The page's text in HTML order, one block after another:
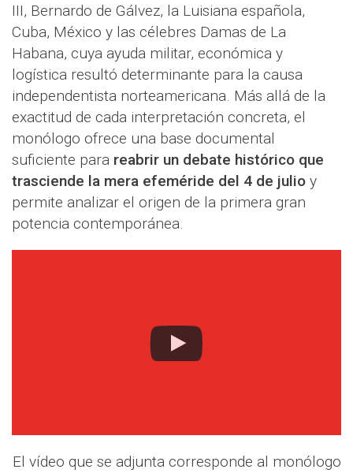
III, Bernardo de Gálvez, la Luisiana española,
Cuba, México y las célebres Damas de La
Habana, cuya ayuda militar, económica y
logística resultó determinante para la causa
independentista norteamericana. Más allá de la
exactitud de cada interpretación concreta, el
monólogo ofrece una base documental
suficiente para reabrir un debate histórico que
trasciende la mera efeméride del 4 de julio y
permite analizar el origen de la primera gran
potencia contemporánea.
El vídeo que se adjunta corresponde al monólogo